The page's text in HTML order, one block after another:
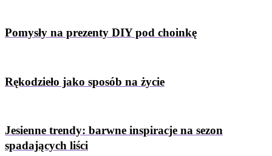
Pomysły na prezenty DIY pod choinkę
Rękodzieło jako sposób na życie
Jesienne trendy: barwne inspiracje na sezon
spadających liści